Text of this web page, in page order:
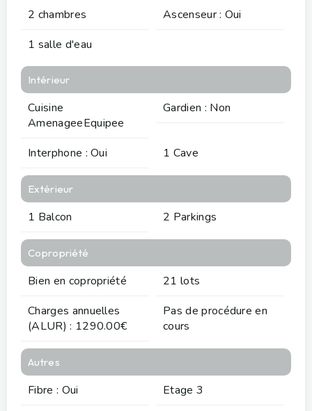
2 chambres
Ascenseur : Oui
1 salle d'eau
Intérieur
Cuisine
AmenageeEquipee
Gardien : Non
Interphone : Oui 1 Cave
Extérieur
1 Balcon 2 Parkings
Copropriété
Bien en copropriété
21 lots
Charges annuelles
(ALUR) : 1290.00€
Pas de procédure en
cours
Autres
Fibre : Oui
Etage 3